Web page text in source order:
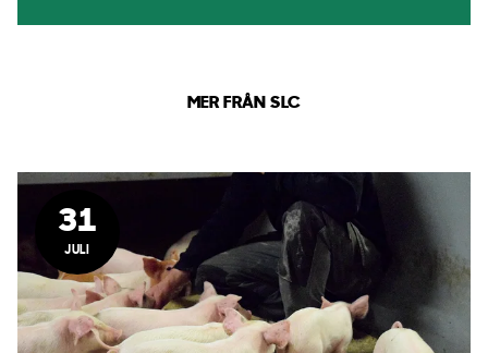
MER FRÅN SLC
31
JULI